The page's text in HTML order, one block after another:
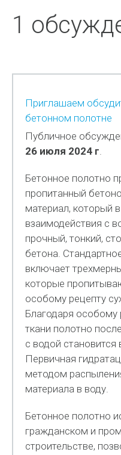
1
Приглашаем
бетонном полотне
Публичное
26 июля 2024 г.
Бетонное полотно
пропитанный
материал, который
взаимодействия с
прочный, тонкий,
бетона.
включает
которые
особому рецепту
Благодаря
ткани полотно
с водой
Первичная
методом
материала в воду.
Бетонное полотно
гражданском и
строительстве,